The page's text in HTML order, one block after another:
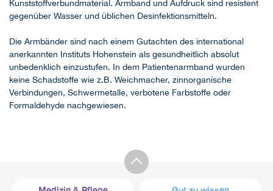
Kunststoffverbundmaterial. Armband und Aufdruck sind resistent
gegenüber Wasser und üblichen Desinfektionsmitteln.
Die Armbänder sind nach einem Gutachten des international
anerkannten Instituts Hohenstein als gesundheitlich absolut
unbedenklich einzustufen. In dem Patientenarmband wurden
keine Schadstoffe wie z.B. Weichmacher, zinnorganische
Verbindungen, Schwermetalle, verbotene Farbstoffe oder
Formaldehyde nachgewiesen.